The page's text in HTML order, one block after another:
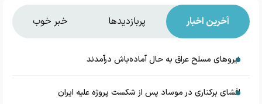
آخرین اخبار پربازدیدها خبر خوب
نیروهای مسلح عراق به حال آماده‌باش درآمدند
افشای برکناری در موساد پس از شکست پروژه علیه ایران